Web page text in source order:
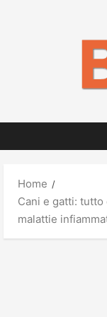
Home
Cani e gatti: tutto
malattie